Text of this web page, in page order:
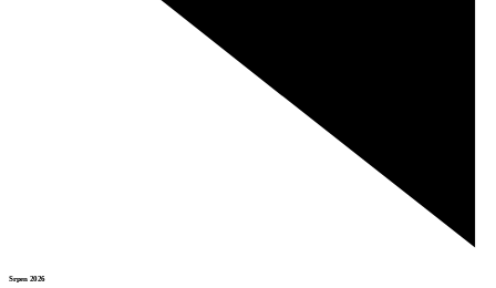
Srpen 2026